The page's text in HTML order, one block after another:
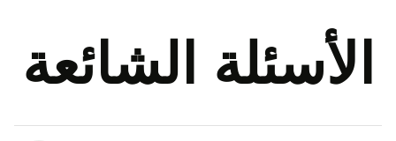
الأسئلة الشائعة